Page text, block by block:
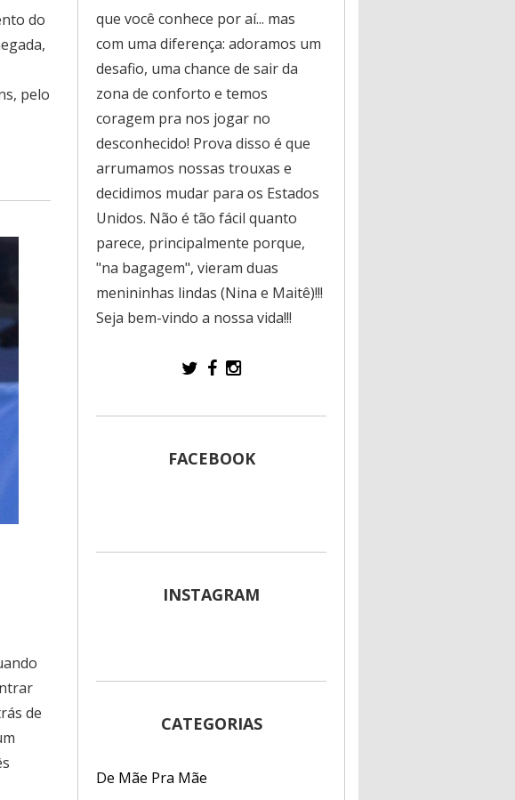
do
pelo
de
que você conhece por aí... mas
com uma diferença: adoramos um
desafio, uma chance de sair da
zona de conforto e temos
coragem pra nos jogar no
desconhecido! Prova disso é que
arrumamos nossas trouxas e
decidimos mudar para os Estados
Unidos. Não é tão fácil quanto
parece, principalmente porque,
"na bagagem", vieram duas
menininhas lindas (Nina e Maitê)!!!
Seja bem-vindo a nossa vida!!!
FACEBOOK
INSTAGRAM
CATEGORIAS
De Mãe Pra Mãe